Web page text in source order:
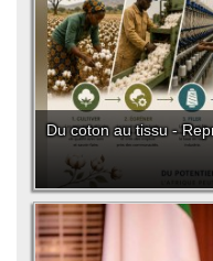
Du coton au tissu -